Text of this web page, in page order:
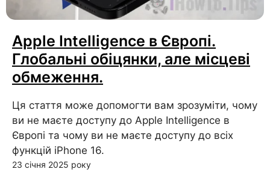
Apple Intelligence в Європі.
Глобальні обіцянки, але місцеві
обмеження.
Ця стаття може допомогти вам зрозуміти, чому
ви не маєте доступу до Apple Intelligence в
Європі та чому ви не маєте доступу до всіх
функцій iPhone 16.
23 січня 2025 року